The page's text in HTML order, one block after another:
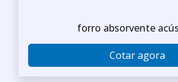
forro absorvente
Cotar agora